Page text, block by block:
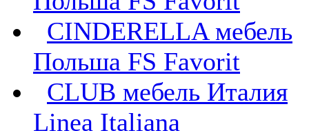
CINDERELLA мебель
Польша FS Favorit
CLUB мебель Италия
Linea Italiana